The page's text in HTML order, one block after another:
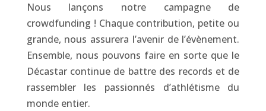
Nous lançons notre campagne de
crowdfunding ! Chaque contribution, petite ou
grande, nous assurera l’avenir de l’évènement.
Ensemble, nous pouvons faire en sorte que le
Décastar continue de battre des records et de
rassembler les passionnés d’athlétisme du
monde entier.